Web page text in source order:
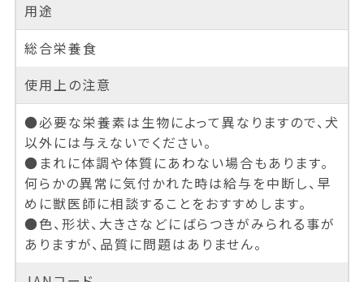
用途
総合栄養食
使用上の注意
●必要な栄養素は生物によって異なりますので、犬
以外には与えないでください。
●まれに体調や体質にあわない場合もあります。
何らかの異常に気付かれた時は給与を中断し、早
めに獣医師に相談することをおすすめします。
●色、形状、大きさなどにばらつきがみられる事が
ありますが、品質に問題はありません。